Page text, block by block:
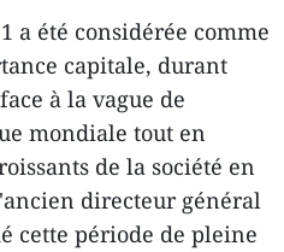
a été considérée comme
capitale, durant
à la vague de
mondiale tout en
de la société en
directeur général
cette période de pleine